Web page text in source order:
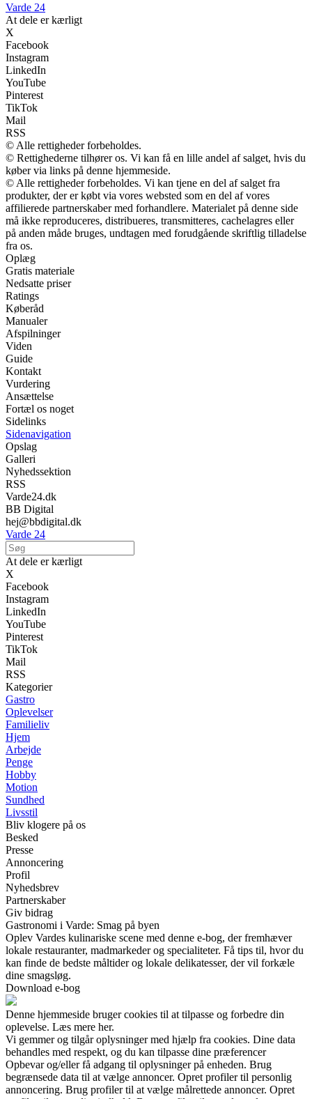
Varde 24
At dele er kærligt
X
Facebook
Instagram
LinkedIn
YouTube
Pinterest
TikTok
Mail
RSS
© Alle rettigheder forbeholdes.
© Rettighederne tilhører os. Vi kan få en lille andel af salget, hvis du
køber via links på denne hjemmeside.
© Alle rettigheder forbeholdes. Vi kan tjene en del af salget fra
produkter, der er købt via vores websted som en del af vores
affilierede partnerskaber med forhandlere. Materialet på denne side
må ikke reproduceres, distribueres, transmitteres, cachelagres eller
på anden måde bruges, undtagen med forudgående skriftlig tilladelse
fra os.
Oplæg
Gratis materiale
Nedsatte priser
Ratings
Køberåd
Manualer
Afspilninger
Viden
Guide
Kontakt
Vurdering
Ansættelse
Fortæl os noget
Sidelinks
Sidenavigation
Opslag
Galleri
Nyhedssektion
RSS
Varde24.dk
BB Digital
hej@bbdigital.dk
Varde 24
At dele er kærligt
X
Facebook
Instagram
LinkedIn
YouTube
Pinterest
TikTok
Mail
RSS
Kategorier
Gastro
Oplevelser
Familieliv
Hjem
Arbejde
Penge
Hobby
Motion
Sundhed
Livsstil
Bliv klogere på os
Besked
Presse
Annoncering
Profil
Nyhedsbrev
Partnerskaber
Giv bidrag
Gastronomi i Varde: Smag på byen
Oplev Vardes kulinariske scene med denne e-bog, der fremhæver
lokale restauranter, madmarkeder og specialiteter. Få tips til, hvor du
kan finde de bedste måltider og lokale delikatesser, der vil forkæle
dine smagsløg.
Download e-bog
Denne hjemmeside bruger cookies til at tilpasse og forbedre din
oplevelse. Læs mere her.
Vi gemmer og tilgår oplysninger med hjælp fra cookies. Dine data
behandles med respekt, og du kan tilpasse dine præferencer
Opbevar og/eller få adgang til oplysninger på enheden. Brug
begrænsede data til at vælge annoncer. Opret profiler til personlig
annoncering. Brug profiler til at vælge målrettede annoncer. Opret